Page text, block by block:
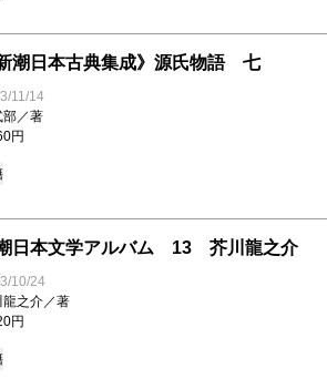
新潮日本古典集成》源氏物語 七
11/14
部／著
円
日本文学アルバム 13 芥川龍之介
10/24
龍之介／著
円